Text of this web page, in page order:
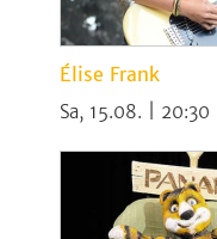
Élise Frank
Sa, 15.08. | 20:30